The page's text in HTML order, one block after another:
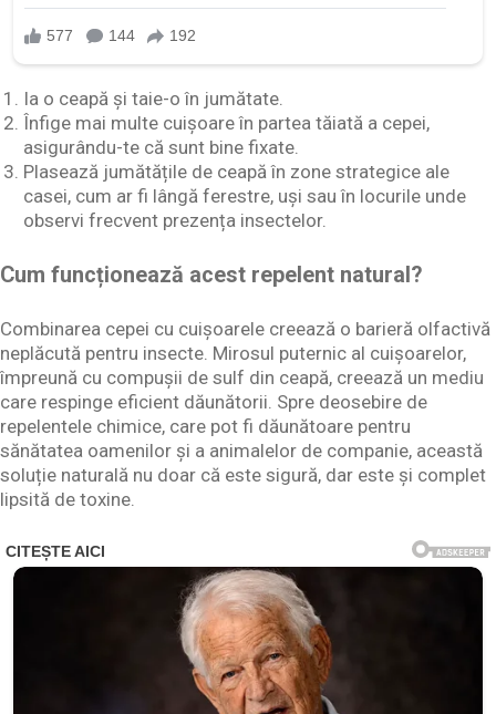
Ia o ceapă și taie-o în jumătate.
Înfige mai multe cuișoare în partea tăiată a cepei,
asigurându-te că sunt bine fixate.
Plasează jumătățile de ceapă în zone strategice ale
casei, cum ar fi lângă ferestre, uși sau în locurile unde
observi frecvent prezența insectelor.
Cum funcționează acest repelent natural?
Combinarea cepei cu cuișoarele creează o barieră olfactivă
neplăcută pentru insecte. Mirosul puternic al cuișoarelor,
împreună cu compușii de sulf din ceapă, creează un mediu
care respinge eficient dăunătorii. Spre deosebire de
repelentele chimice, care pot fi dăunătoare pentru
sănătatea oamenilor și a animalelor de companie, această
soluție naturală nu doar că este sigură, dar este și complet
lipsită de toxine.